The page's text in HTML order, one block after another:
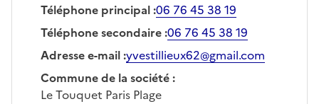
Téléphone principal:06 76 45 38 19
Téléphone secondaire:06 76 45 38 19
Adresse e-mail:yvestillieux62@gmail.com
Commune de la société:
Le Touquet Paris Plage